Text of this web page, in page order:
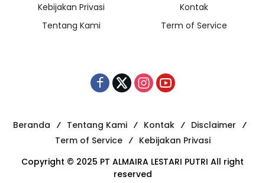
Kebijakan Privasi
Kontak
Tentang Kami
Term of Service
Beranda Tentang Kami Kontak
Disclaimer
Term of Service
Kebijakan Privasi
Copyright © 2025 PT ALMAIRA LESTARI PUTRI All right
reserved